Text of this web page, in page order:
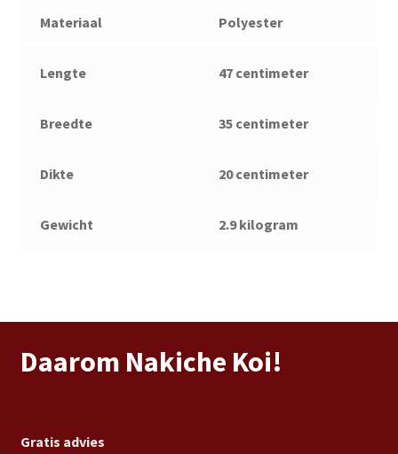
Materiaal Polyester
Lengte 47 centimeter
Breedte 35 centimeter
Dikte 20 centimeter
Gewicht 2.9 kilogram
Daarom Nakiche Koi!
Gratis advies